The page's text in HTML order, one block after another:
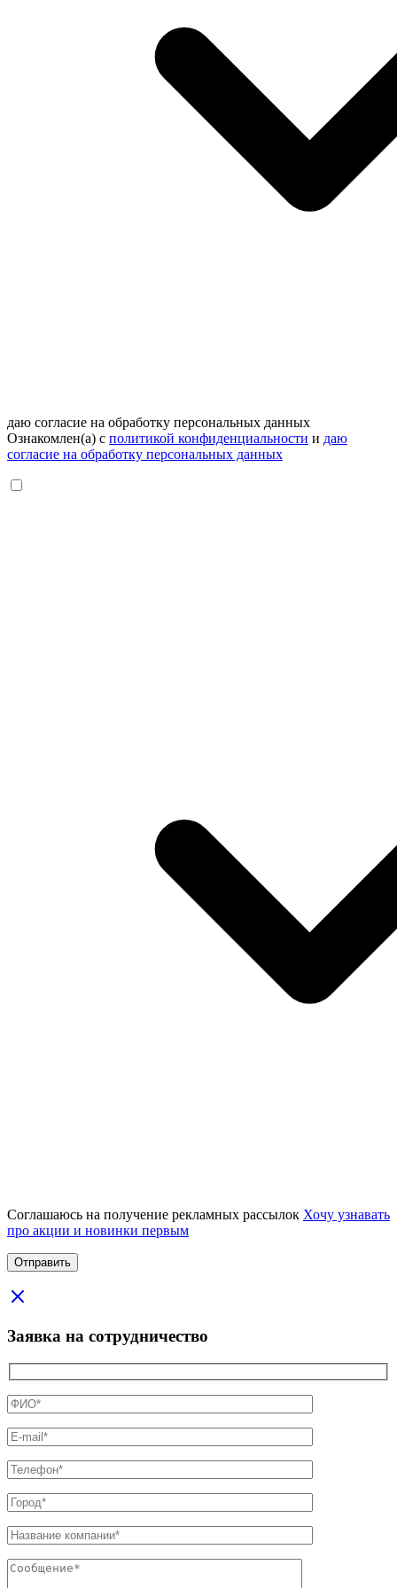
даю согласие на обработку персональных данных
Ознакомлен(а) с политикой конфиденциальности и даю
согласие на обработку персональных данных
Соглашаюсь на получение рекламных рассылок Хочу узнавать
про акции и новинки первым
Заявка на сотрудничество